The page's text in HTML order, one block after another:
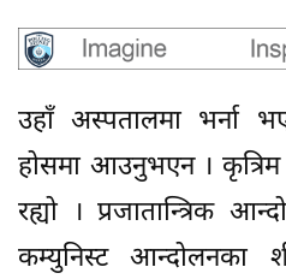
उहाँ अस्पतालमा भर्ना
होसमा आउनुभएन । कृत्रिम
रह्यो । प्रजातान्त्रिक
कम्युनिस्ट आन्दोलनका